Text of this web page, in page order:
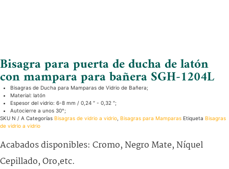
Bisagra para puerta de ducha de latón
con mampara para bañera SGH-1204L
Bisagras de Ducha para Mamparas de Vidrio de Bañera;
Material: latón
Espesor del vidrio: 6-8 mm / 0,24 ″ - 0,32 ″;
Autocierre a unos 30°;
SKU N / A Categorías Bisagras de vidrio a vidrio Bisagras para Mamparas Etiqueta Bisagras
de vidrio a vidrio
Acabados disponibles: Cromo, Negro Mate, Níquel
Cepillado, Oro,etc.